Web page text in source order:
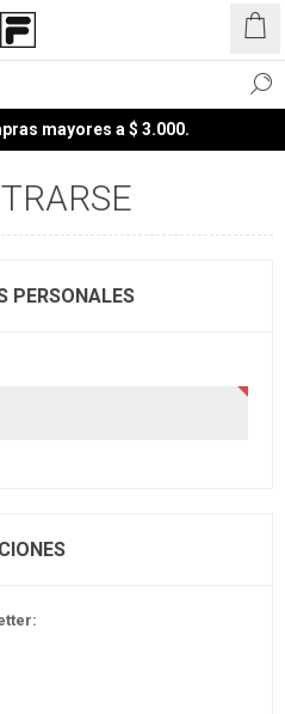
mayores a $ 3.000.
PERSONALES